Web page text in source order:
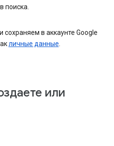
поиска.
в аккаунте Google
личные данные
или